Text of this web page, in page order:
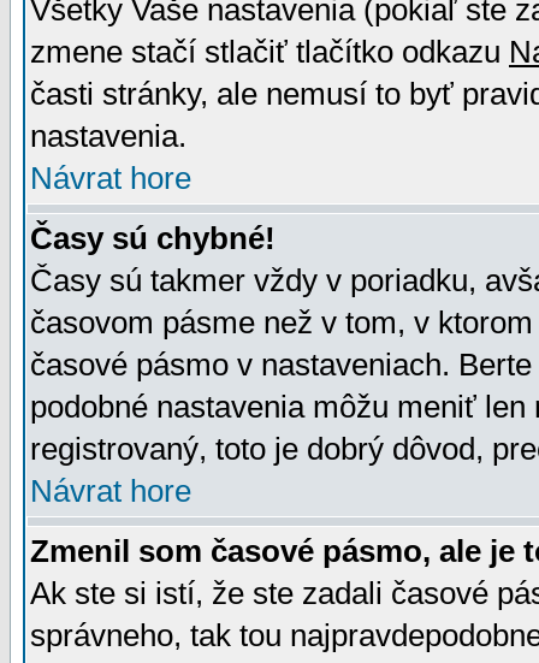
Všetky Vaše nastavenia (pokiaľ ste
zmene stačí stlačiť tlačítko odkazu
časti stránky, ale nemusí to byť
nastavenia.
Návrat hore
Časy sú chybné!
Časy sú takmer vždy v poriadku,
časovom pásme než v tom, v
časové pásmo v nastaveniach.
podobné nastavenia môžu meniť
registrovaný, toto je dobrý dôvod,
Návrat hore
Zmenil som časové pásmo, ale je
Ak ste si istí, že ste zadali časové
správneho, tak tou